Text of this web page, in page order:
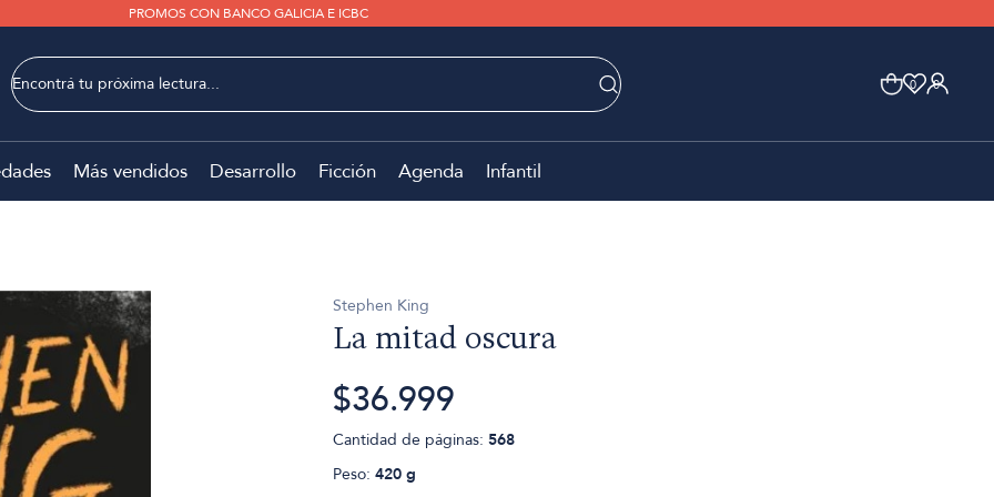
PROMOS CON BANCO GALICIA E ICBC
0 0
Más vendidos Desarrollo Ficción Agenda Infantil
Stephen King
La mitad oscura
$36.999
Cantidad de páginas: 568
Peso: 420 g